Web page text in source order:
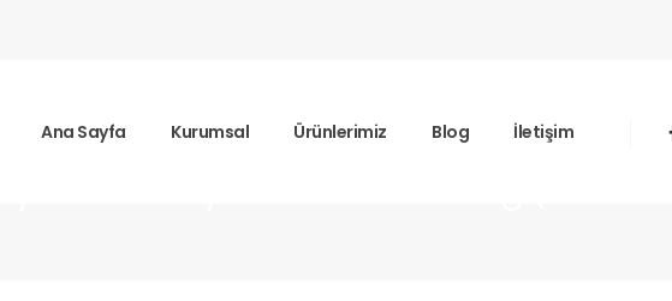
Ana Sayfa Kurumsal Ürünlerimiz Blog İletişim
– Safety Line Turuncu 10 Kg (Altekma)